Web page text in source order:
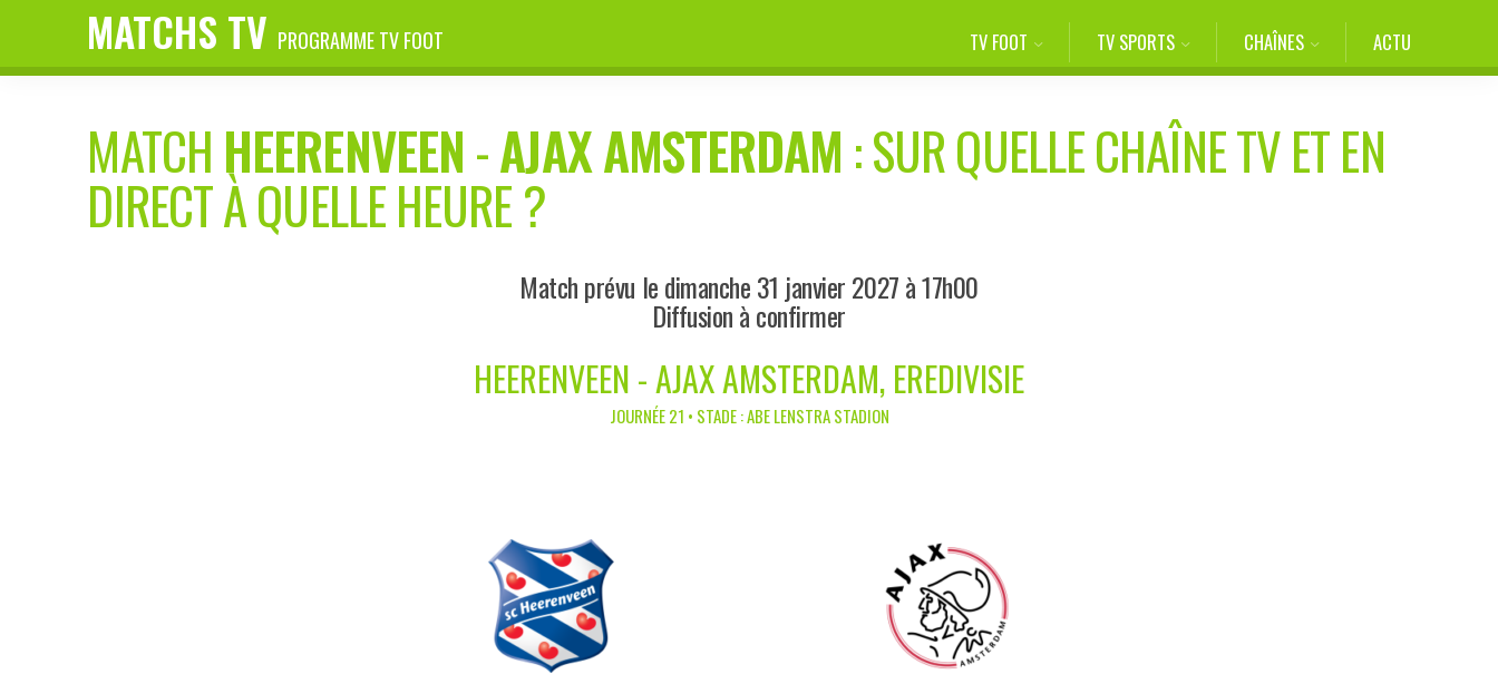
MATCHS TV PROGRAMME TV FOOT TV FOOT TV SPORTS CHAÎNES ACTU
MATCH HEERENVEEN-AJAX AMSTERDAM : SUR QUELLE CHAÎNE TV ET EN
DIRECT À QUELLE HEURE ?
Match prévu le dimanche 31 janvier 2027 à 17h00
Diffusion à confirmer
HEERENVEEN - AJAX AMSTERDAM, EREDIVISIE
JOURNÉE 21 • STADE : ABE LENSTRA STADION